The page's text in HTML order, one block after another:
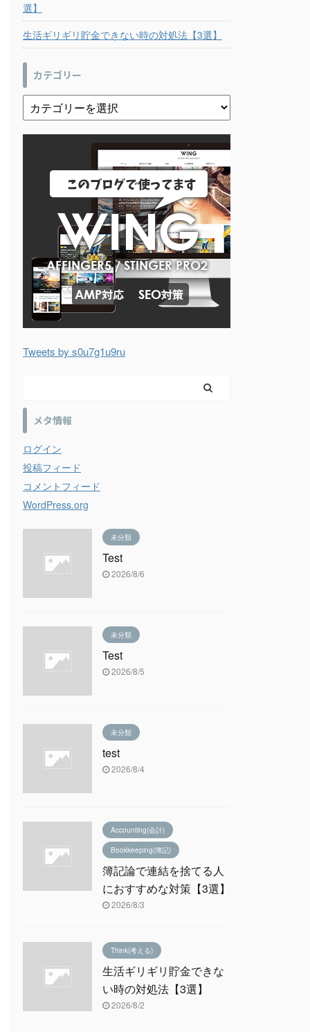
選】
生活ギリギリ貯金できない時の対処法【3選】
カテゴリー
Tweets by s0u7g1u9ru
メタ情報
ログイン
投稿フィード
コメントフィード
WordPress.org
未分類
Test
2026/8/6
未分類
Test
2026/8/5
未分類
test
2026/8/4
Accounting(会計)
Bookkeeping(簿記)
簿記論で連結を捨てる人
におすすめな対策【3選】
2026/8/3
Think(考える)
生活ギリギリ貯金できな
い時の対処法【3選】
2026/8/2